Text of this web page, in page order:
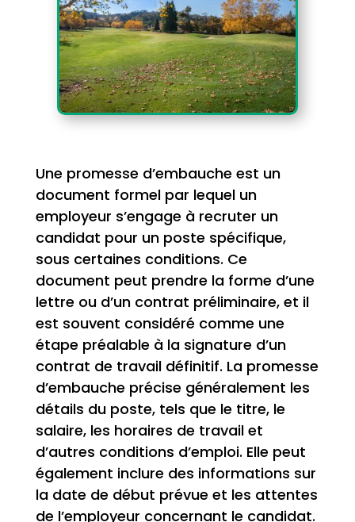
Une promesse d’embauche est un
document formel par lequel un
employeur s’engage à recruter un
candidat pour un poste spécifique,
sous certaines conditions. Ce
document peut prendre la forme d’une
lettre ou d’un contrat préliminaire, et il
est souvent considéré comme une
étape préalable à la signature d’un
contrat de travail définitif. La promesse
d’embauche précise généralement les
détails du poste, tels que le titre, le
salaire, les horaires de travail et
d’autres conditions d’emploi. Elle peut
également inclure des informations sur
la date de début prévue et les attentes
de l’employeur concernant le candidat.